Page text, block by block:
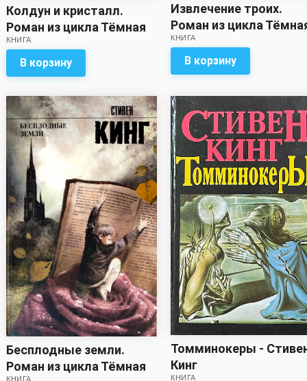
Колдун и кристалл.
Роман из цикла Тёмная
Башня - Стивен Кинг
КНИГА
В корзину
Извлечение троих.
Роман из цикла
башня - Стивен Кинг
КНИГА
В корзину
Бесплодные земли.
Роман из цикла Тёмная
КНИГА
Томминокеры -
Кинг
КНИГА